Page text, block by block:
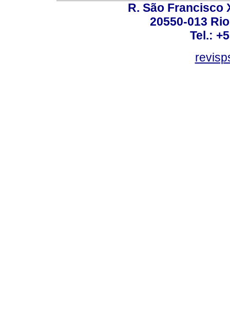
R. São Francisco
20550-013
Tel.: